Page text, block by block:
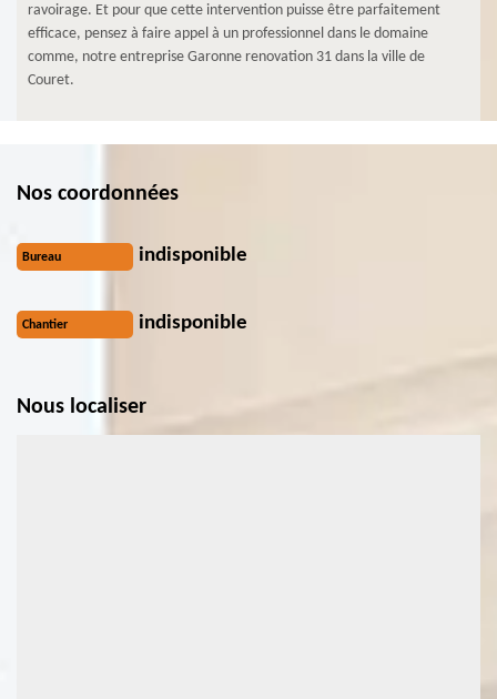
ravoirage. Et pour que cette intervention puisse être parfaitement
efficace, pensez à faire appel à un professionnel dans le domaine
comme, notre entreprise Garonne renovation 31 dans la ville de
Couret.
Nos coordonnées
Bureau indisponible
Chantier indisponible
Nous localiser